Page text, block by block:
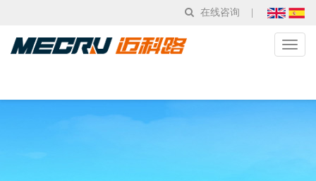
在线咨询
Toggle